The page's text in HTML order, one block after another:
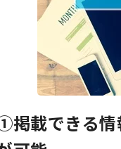
掲載できる情